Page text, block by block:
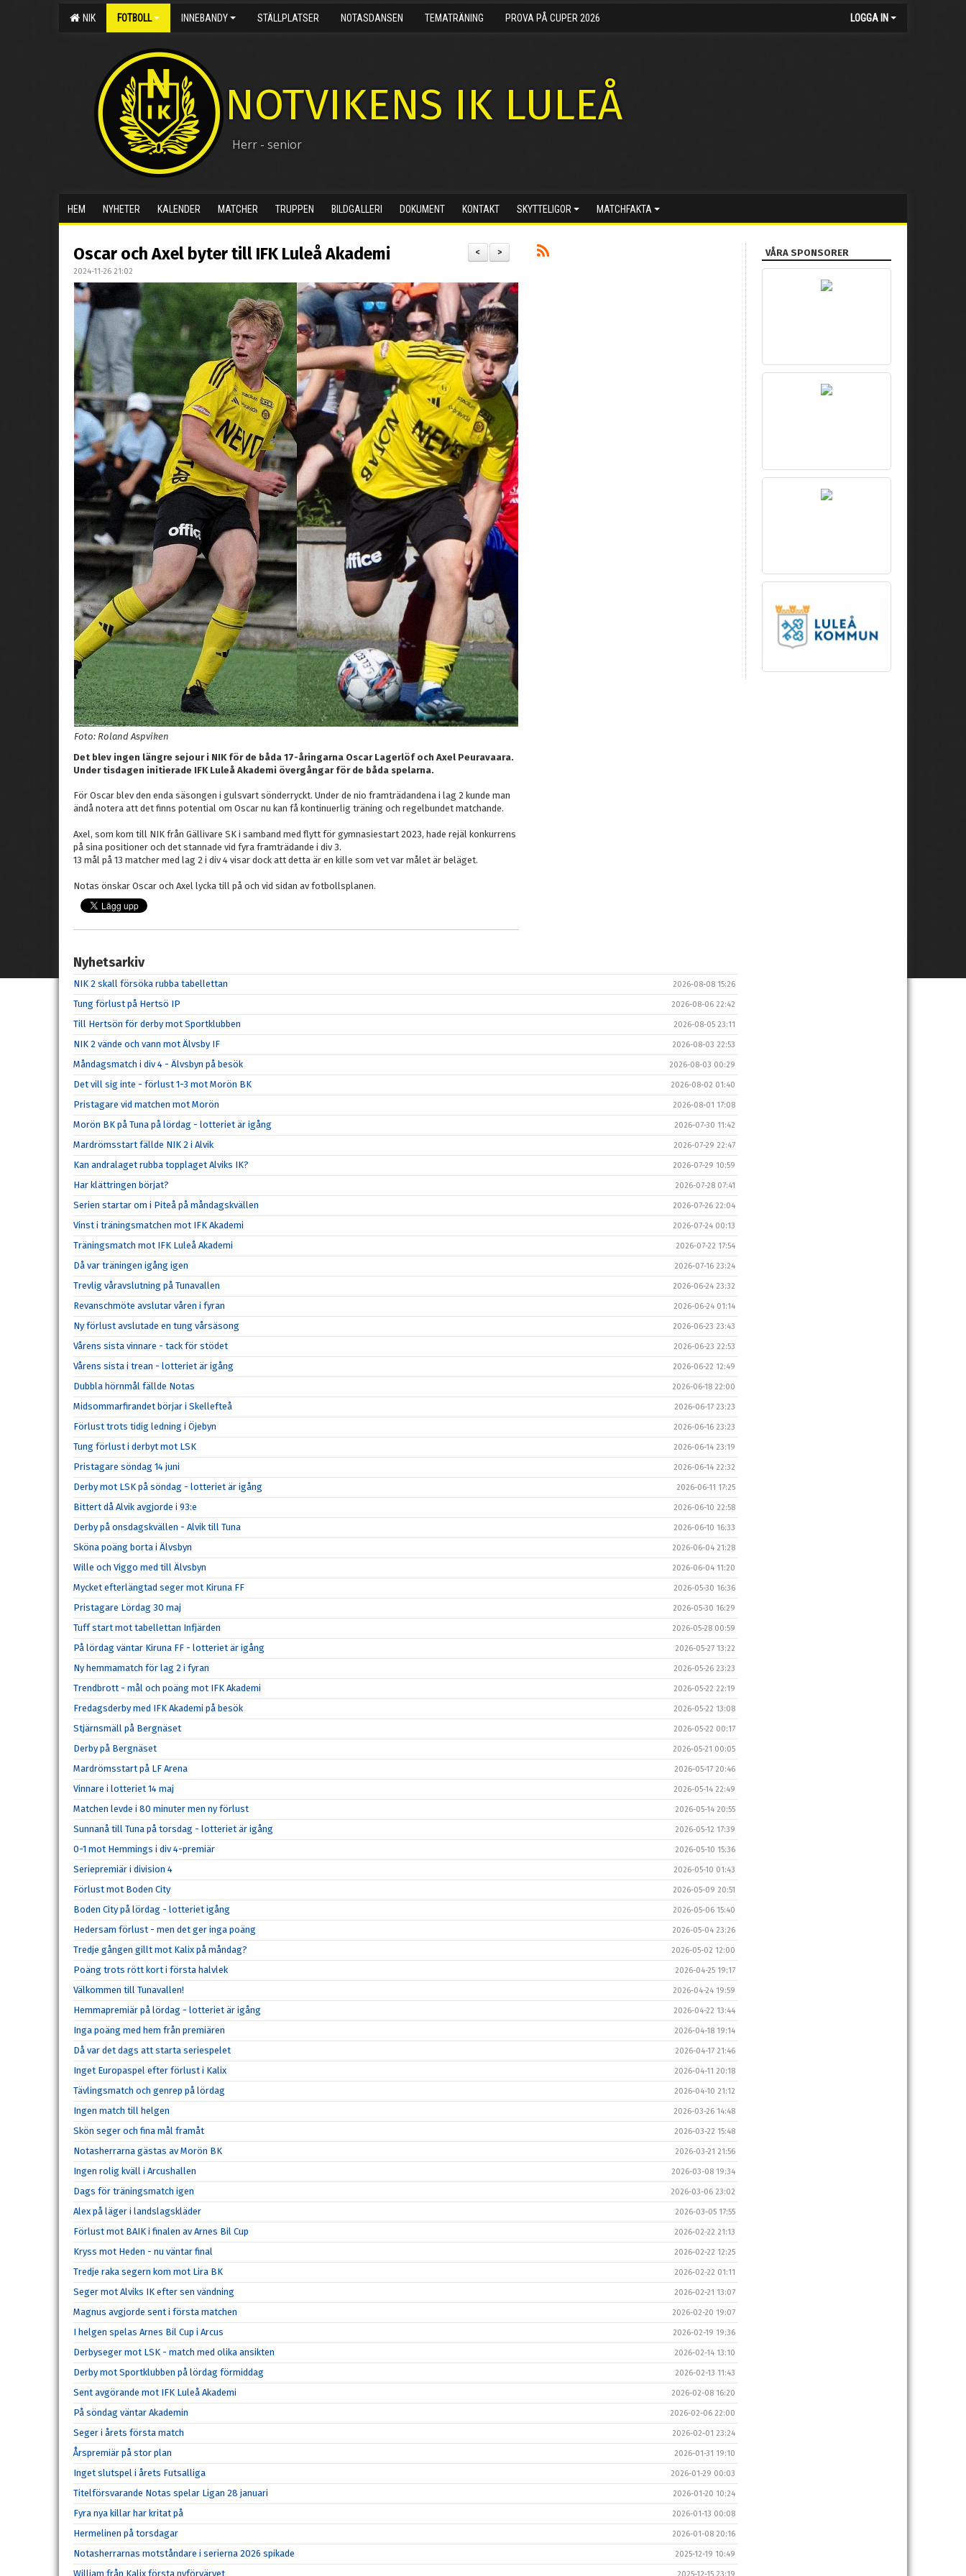
NIK FOTBOLL INNEBANDY STÄLLPLATSER NOTASDANSEN TEMATRÄNING PROVA PÅ CUPER 2026 LOGGA IN
NOTVIKENS IK LULEÅ
Herr - senior
HEM NYHETER KALENDER MATCHER TRUPPEN BILDGALLERI DOKUMENT KONTAKT SKYTTELIGOR MATCHFAKTA
>
<
Oscar och Axel byter till IFK Luleå Akademi
2024-11-26 21:02
Foto: Roland Aspviken
Det blev ingen längre sejour i NIK för de båda 17-åringarna Oscar Lagerlöf och Axel Peuravaara.
Under tisdagen initierade IFK Luleå Akademi övergångar för de båda spelarna.
För Oscar blev den enda säsongen i gulsvart sönderryckt. Under de nio framträdandena i lag 2 kunde man
ändå notera att det finns potential om Oscar nu kan få kontinuerlig träning och regelbundet matchande.
Axel, som kom till NIK från Gällivare SK i samband med flytt för gymnasiestart 2023, hade rejäl konkurrens
på sina positioner och det stannade vid fyra framträdande i div 3.
13 mål på 13 matcher med lag 2 i div 4 visar dock att detta är en kille som vet var målet är beläget.
Notas önskar Oscar och Axel lycka till på och vid sidan av fotbollsplanen.
Nyhetsarkiv
NIK 2 skall försöka rubba tabellettan 2026-08-08 15:26
Tung förlust på Hertsö IP 2026-08-06 22:42
Till Hertsön för derby mot Sportklubben 2026-08-05 23:11
NIK 2 vände och vann mot Älvsby IF 2026-08-03 22:53
Måndagsmatch i div 4 - Älvsbyn på besök 2026-08-03 00:29
Det vill sig inte - förlust 1-3 mot Morön BK 2026-08-02 01:40
Pristagare vid matchen mot Morön 2026-08-01 17:08
Morön BK på Tuna på lördag - lotteriet är igång 2026-07-30 11:42
Mardrömsstart fällde NIK 2 i Alvik 2026-07-29 22:47
Kan andralaget rubba topplaget Alviks IK? 2026-07-29 10:59
Har klättringen börjat? 2026-07-28 07:41
Serien startar om i Piteå på måndagskvällen 2026-07-26 22:04
Vinst i träningsmatchen mot IFK Akademi 2026-07-24 00:13
Träningsmatch mot IFK Luleå Akademi 2026-07-22 17:54
Då var träningen igång igen 2026-07-16 23:24
Trevlig våravslutning på Tunavallen 2026-06-24 23:32
Revanschmöte avslutar våren i fyran 2026-06-24 01:14
Ny förlust avslutade en tung vårsäsong 2026-06-23 23:43
Vårens sista vinnare - tack för stödet 2026-06-23 22:53
Vårens sista i trean - lotteriet är igång 2026-06-22 12:49
Dubbla hörnmål fällde Notas 2026-06-18 22:00
Midsommarfirandet börjar i Skellefteå 2026-06-17 23:23
Förlust trots tidig ledning i Öjebyn 2026-06-16 23:23
Tung förlust i derbyt mot LSK 2026-06-14 23:19
Pristagare söndag 14 juni 2026-06-14 22:32
Derby mot LSK på söndag - lotteriet är igång 2026-06-11 17:25
Bittert då Alvik avgjorde i 93:e 2026-06-10 22:58
Derby på onsdagskvällen - Alvik till Tuna 2026-06-10 16:33
Sköna poäng borta i Älvsbyn 2026-06-04 21:28
Wille och Viggo med till Älvsbyn 2026-06-04 11:20
Mycket efterlängtad seger mot Kiruna FF 2026-05-30 16:36
Pristagare Lördag 30 maj 2026-05-30 16:29
Tuff start mot tabellettan Infjärden 2026-05-28 00:59
På lördag väntar Kiruna FF - lotteriet är igång 2026-05-27 13:22
Ny hemmamatch för lag 2 i fyran 2026-05-26 23:23
Trendbrott - mål och poäng mot IFK Akademi 2026-05-22 22:19
Fredagsderby med IFK Akademi på besök 2026-05-22 13:08
Stjärnsmäll på Bergnäset 2026-05-22 00:17
Derby på Bergnäset 2026-05-21 00:05
Mardrömsstart på LF Arena 2026-05-17 20:46
Vinnare i lotteriet 14 maj 2026-05-14 22:49
Matchen levde i 80 minuter men ny förlust 2026-05-14 20:55
Sunnanå till Tuna på torsdag - lotteriet är igång 2026-05-12 17:39
0-1 mot Hemmings i div 4-premiär 2026-05-10 15:36
Seriepremiär i division 4 2026-05-10 01:43
Förlust mot Boden City 2026-05-09 20:51
Boden City på lördag - lotteriet igång 2026-05-06 15:40
Hedersam förlust - men det ger inga poäng 2026-05-04 23:26
Tredje gången gillt mot Kalix på måndag? 2026-05-02 12:00
Poäng trots rött kort i första halvlek 2026-04-25 19:17
Välkommen till Tunavallen! 2026-04-24 19:59
Hemmapremiär på lördag - lotteriet är igång 2026-04-22 13:44
Inga poäng med hem från premiären 2026-04-18 19:14
Då var det dags att starta seriespelet 2026-04-17 21:46
Inget Europaspel efter förlust i Kalix 2026-04-11 20:18
Tävlingsmatch och genrep på lördag 2026-04-10 21:12
Ingen match till helgen 2026-03-26 14:48
Skön seger och fina mål framåt 2026-03-22 15:48
Notasherrarna gästas av Morön BK 2026-03-21 21:56
Ingen rolig kväll i Arcushallen 2026-03-08 19:34
Dags för träningsmatch igen 2026-03-06 23:02
Alex på läger i landslagskläder 2026-03-05 17:55
Förlust mot BAIK i finalen av Arnes Bil Cup 2026-02-22 21:13
Kryss mot Heden - nu väntar final 2026-02-22 12:25
Tredje raka segern kom mot Lira BK 2026-02-22 01:11
Seger mot Alviks IK efter sen vändning 2026-02-21 13:07
Magnus avgjorde sent i första matchen 2026-02-20 19:07
I helgen spelas Arnes Bil Cup i Arcus 2026-02-19 19:36
Derbyseger mot LSK - match med olika ansikten 2026-02-14 13:10
Derby mot Sportklubben på lördag förmiddag 2026-02-13 11:43
Sent avgörande mot IFK Luleå Akademi 2026-02-08 16:20
På söndag väntar Akademin 2026-02-06 22:00
Seger i årets första match 2026-02-01 23:24
Årspremiär på stor plan 2026-01-31 19:10
Inget slutspel i årets Futsalliga 2026-01-29 00:03
Titelförsvarande Notas spelar Ligan 28 januari 2026-01-20 10:24
Fyra nya killar har kritat på 2026-01-13 00:08
Hermelinen på torsdagar 2026-01-08 20:16
Notasherrarnas motståndare i serierna 2026 spikade 2025-12-19 10:49
William från Kalix första nyförvärvet 2025-12-15 23:19
VÅRA SPONSORER